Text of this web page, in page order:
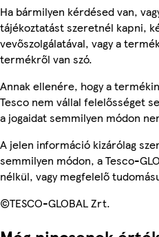
Ha bármilyen kérdésed van,
tájékoztatást szeretnél kapni,
vevőszolgálatával, vagy a
termékről van szó.
Annak ellenére, hogy a
Tesco nem vállal felelősséget
a jogaidat semmilyen módon
A jelen információ kizárólag
semmilyen módon, a Tesco-
nélkül, vagy megfelelő
©TESCO-GLOBAL Zrt.